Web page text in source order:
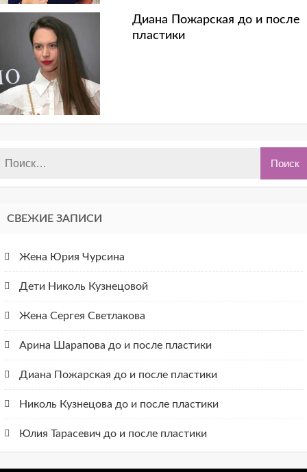
Диана Пожарская до и после
пластики
СВЕЖИЕ ЗАПИСИ
Жена Юрия Чурсина
Дети Николь Кузнецовой
Жена Сергея Светлакова
Арина Шарапова до и после пластики
Диана Пожарская до и после пластики
Николь Кузнецова до и после пластики
Юлия Тарасевич до и после пластики